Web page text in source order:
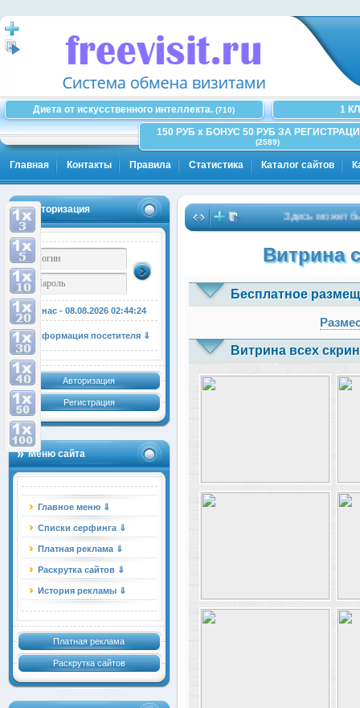
Диета от искусственного интеллекта. (710)
1
150 РУБ x БОНУС 50 РУБ ЗА
(2589)
Главная Контакты Правила Статистика Каталог сайтов
Авторизация
У нас - 08.08.2026 02:44:24
Информация посетителя ⇓
Авторизация
Регистрация
Меню сайта
Главное меню ⇓
Списки серфинга ⇓
Платная реклама ⇓
Раскрутка сайтов ⇓
История рекламы ⇓
Платная реклама
Раскрутка сайтов
Здесь может быть
Витрина
Бесплатное
Витрина всех